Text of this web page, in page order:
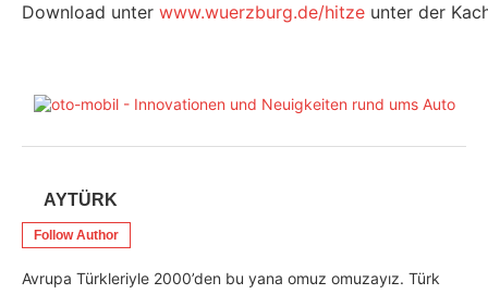
Download unter www.wuerzburg.de/hitze unter der
AYTÜRK
Follow Author
Avrupa Türkleriyle 2000’den bu yana omuz omuzayız. Türk